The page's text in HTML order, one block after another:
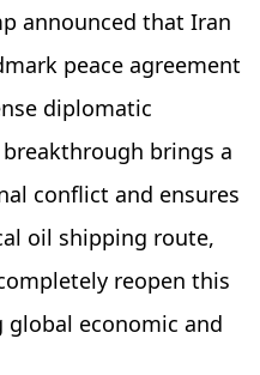
announced that Iran
peace agreement
diplomatic
brings a
conflict and ensures
oil shipping route,
reopen this
global economic and